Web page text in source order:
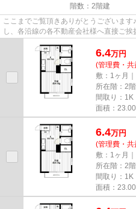
階数：2階建
ここまでご覧頂きありがとうございま
し、各沿線の各不動産会社様へ直接ご
6.4万円
(管理費・
敷：1ヶ月
所在階：2階
間取り：1K
面積：
6.4万円
(管理費・
敷：1ヶ月
所在階：2階
間取り：1K
面積：